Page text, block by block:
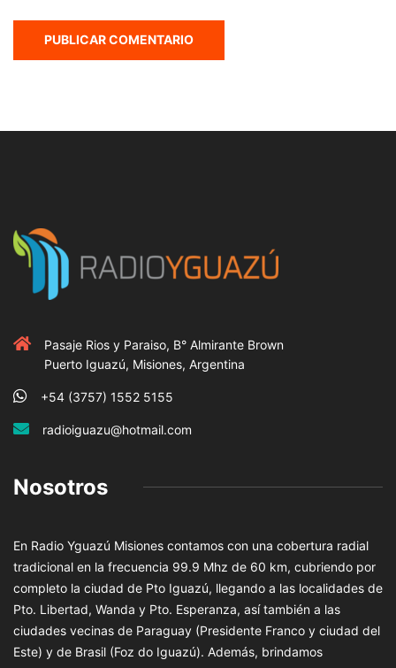
Pasaje Rios y Paraiso, B° Almirante Brown
Puerto Iguazú, Misiones, Argentina
+54 (3757) 1552 5155
radioiguazu@hotmail.com
Nosotros
En Radio Yguazú Misiones contamos con una cobertura radial
tradicional en la frecuencia 99.9 Mhz de 60 km, cubriendo por
completo la ciudad de Pto Iguazú, llegando a las localidades de
Pto. Libertad, Wanda y Pto. Esperanza, así también a las
ciudades vecinas de Paraguay (Presidente Franco y ciudad del
Este) y de Brasil (Foz do Iguazú). Además, brindamos